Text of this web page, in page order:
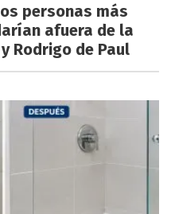
personas más
afuera de la
Rodrigo de Paul